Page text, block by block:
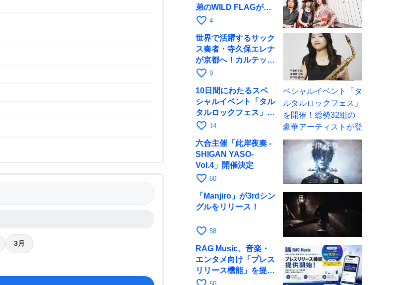
3月
弟のWILD FLAGが8
月6日にRAGでライブ
favorite_border 4
世界で活躍するサック
ス奏者・寺久保エレナ
が京都へ！カルテッ
ト・ツアー京都公演を
favorite_border 9
10日間にわたるスペ
シャルイベント「タル
タルロックフェス」を
開催！総勢32組の豪
favorite_border 14
六合主催「此岸夜奏 -
SHIGAN YASO-
Vol.4」開催決定
favorite_border 60
「Manjiro」が3rdシン
グルをリリース！
favorite_border 58
RAG Music、音楽・
エンタメ向け「プレス
リリース機能」を提供
開始